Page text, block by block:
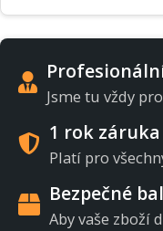
Jsme tu vždy
1 rok záruka
Platí pro
Bezpečné
Aby vaše zboží